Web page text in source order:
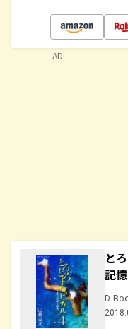
と
記
D-
AD